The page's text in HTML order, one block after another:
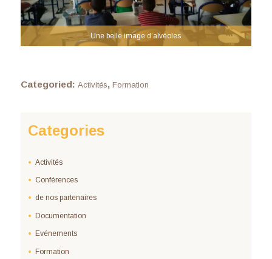
Une belle image d’alvéoles
Categoried: Activités, Formation
Categories
Activités
Conférences
de nos partenaires
Documentation
Evénements
Formation